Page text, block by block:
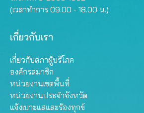
(เวลาทำการ 09.00 - 18.00 น.)
เกี่ยวกับเรา
เกี่ยวกับสภาผู้บริโภค
องค์กรสมาชิก
หน่วยงานเขตพื้นที่
หน่วยงานประจำจังหวัด
แจ้งเบาะแสและร้องทุกข์